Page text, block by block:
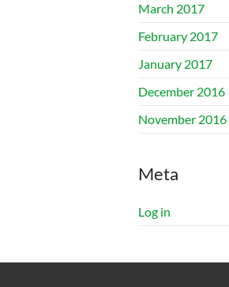
March 2017
February 2017
January 2017
December 2016
November 2016
Meta
Log in